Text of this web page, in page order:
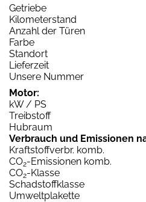
Getriebe
Kilometerstand
Anzahl der Türen
Farbe
Standort
Lieferzeit
Unsere Nummer
Motor:
kW / PS
Treibstoff
Hubraum
Verbrauch und Emissionen
Kraftstoffverbr. komb.
CO2-Emissionen komb.
CO2-Klasse
Schadstoffklasse
Umweltplakette